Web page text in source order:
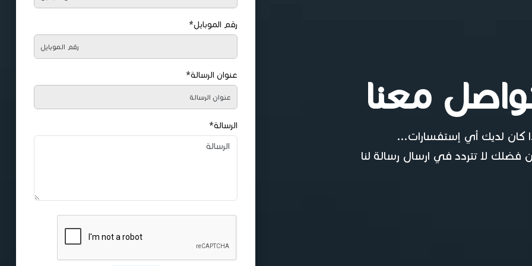
معنا
كان لديك أي إستفسارات...
فضلك لا تتردد في ارسال رسالة لنا
رقم الموبايل*
عنوان الرسالة*
الرسالة*